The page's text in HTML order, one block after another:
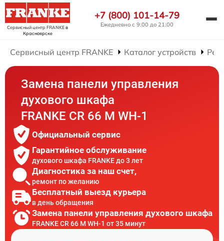
Сервисный центр FRANKEв
Красноярске
+7 (800) 101-14-79
Ежедневно с 9:00 до 21:00
Сервисный центр FRANKE Каталог устройств
Замена панели управления
духового шкафа
FRANKE CR 66 M WH-1
Официальный сервис
Гарантийное обслуживание
духового шкафа FRANKE до 3 лет
Диагностика за наш счет,
ремонт по желанию
Бесплатный выезд курьера
в день обращения
Замена панели управления духового шкафа
FRANKE CR 66 M WH-1 от 35 минут